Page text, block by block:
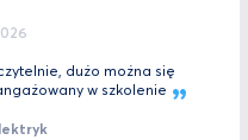
dużo można się
w szkolenie